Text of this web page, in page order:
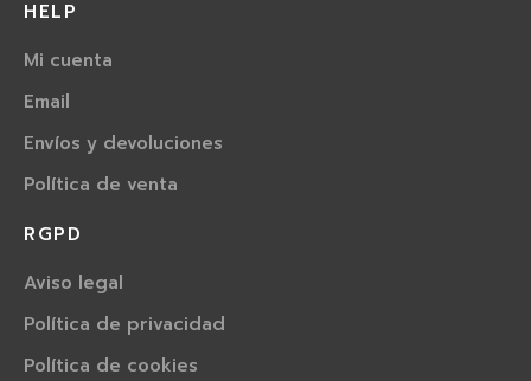
HELP
Mi cuenta
Email
Envíos y devoluciones
Política de venta
RGPD
Aviso legal
Política de privacidad
Política de cookies